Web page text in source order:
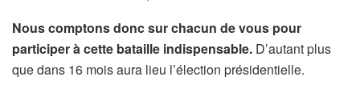
Nous comptons donc sur chacun de vous pour
participer à cette bataille indispensable. D’autant plus
que dans 16 mois aura lieu l’élection présidentielle.